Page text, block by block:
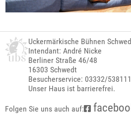
Uckermärkische Bühnen
Intendant: André Nicke
Berliner Straße 46/48
16303 Schwedt
Besucherservice: 03332/538111
Unser Haus ist barrierefrei.
Folgen Sie uns auch auf: